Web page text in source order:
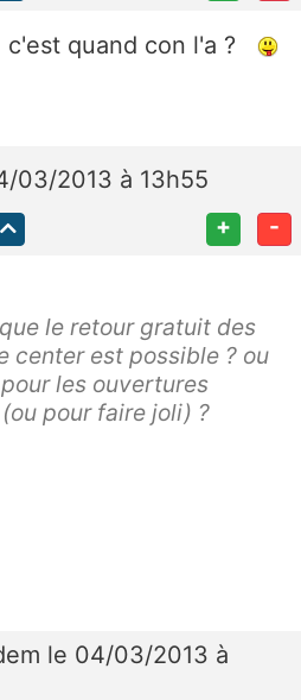
c'est quand con l'a ?
03/2013 à 13h55
+ -
le retour gratuit des
center est possible ? ou
les ouvertures
pour faire joli) ?
le 04/03/2013 à